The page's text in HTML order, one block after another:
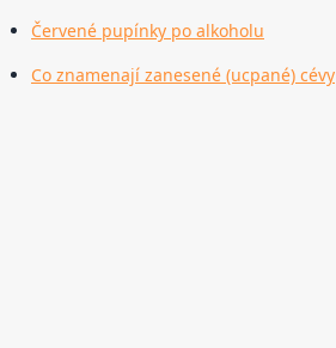
Červené pupínky po alkoholu
Co znamenají zanesené (ucpané) cévy